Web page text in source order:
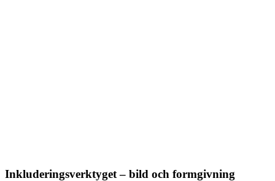
Inkluderingsverktyget – bild och formgivning